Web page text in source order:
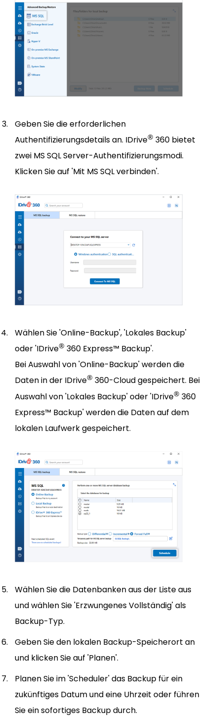
Geben Sie die erforderlichen
Authentifizierungsdetails an. IDrive® 360 bietet
zwei MS SQL Server-Authentifizierungsmodi.
Klicken Sie auf 'Mit MS SQL verbinden'.
Wählen Sie 'Online-Backup', 'Lokales Backup'
oder 'IDrive® 360 Express™ Backup'.
Bei Auswahl von 'Online-Backup' werden die
Daten in der IDrive® 360-Cloud gespeichert. Bei
Auswahl von 'Lokales Backup' oder 'IDrive® 360
Express™ Backup' werden die Daten auf dem
lokalen Laufwerk gespeichert.
Wählen Sie die Datenbanken aus der Liste aus
und wählen Sie 'Erzwungenes Vollständig' als
Backup-Typ.
Geben Sie den lokalen Backup-Speicherort an
und klicken Sie auf 'Planen'.
Planen Sie im 'Scheduler' das Backup für ein
zukünftiges Datum und eine Uhrzeit oder führen
Sie ein sofortiges Backup durch.